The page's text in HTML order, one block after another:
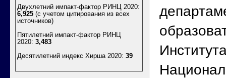
Двухлетний импакт-фактор РИНЦ 2020:
6,925 (с учетом цитирования из всех
источников)
Пятилетний импакт-фактор РИНЦ
2020: 3,483
Десятилетний индекс Хирша 2020: 39